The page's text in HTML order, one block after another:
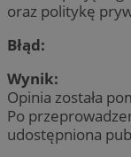
oraz politykę
Błąd:
Wynik:
Opinia została
Po
udostępniona